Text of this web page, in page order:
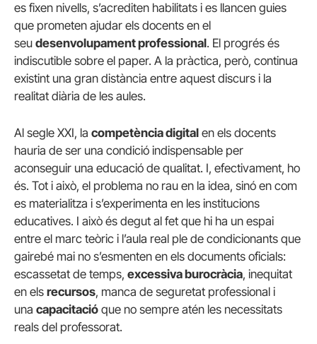
es fixen nivells, s’acrediten habilitats i es llancen guies
que prometen ajudar els docents en el
seu desenvolupament professional. El progrés és
indiscutible sobre el paper. A la pràctica, però, continua
existint una gran distància entre aquest discurs i la
realitat diària de les aules.
Al segle XXI, la competència digital en els docents
hauria de ser una condició indispensable per
aconseguir una educació de qualitat. I, efectivament, ho
és. Tot i això, el problema no rau en la idea, sinó en com
es materialitza i s’experimenta en les institucions
educatives. I això és degut al fet que hi ha un espai
entre el marc teòric i l’aula real ple de condicionants que
gairebé mai no s’esmenten en els documents oficials:
escassetat de temps, excessiva burocràcia, inequitat
en els recursos, manca de seguretat professional i
una capacitació que no sempre atén les necessitats
reals del professorat.